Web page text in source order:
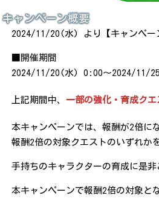
キャンペーン概要
2024/11/20(水) より【キャンペー
■開催期間
2024/11/20(水) 0:00～2024/11/
上記期間中、 一部の強化・育成ク
本キャンペーンでは、報酬が2倍に
報酬2倍の対象クエストのいずれか
手持ちのキャラクターの育成に是非
本キャンペーンで報酬2倍の対象と